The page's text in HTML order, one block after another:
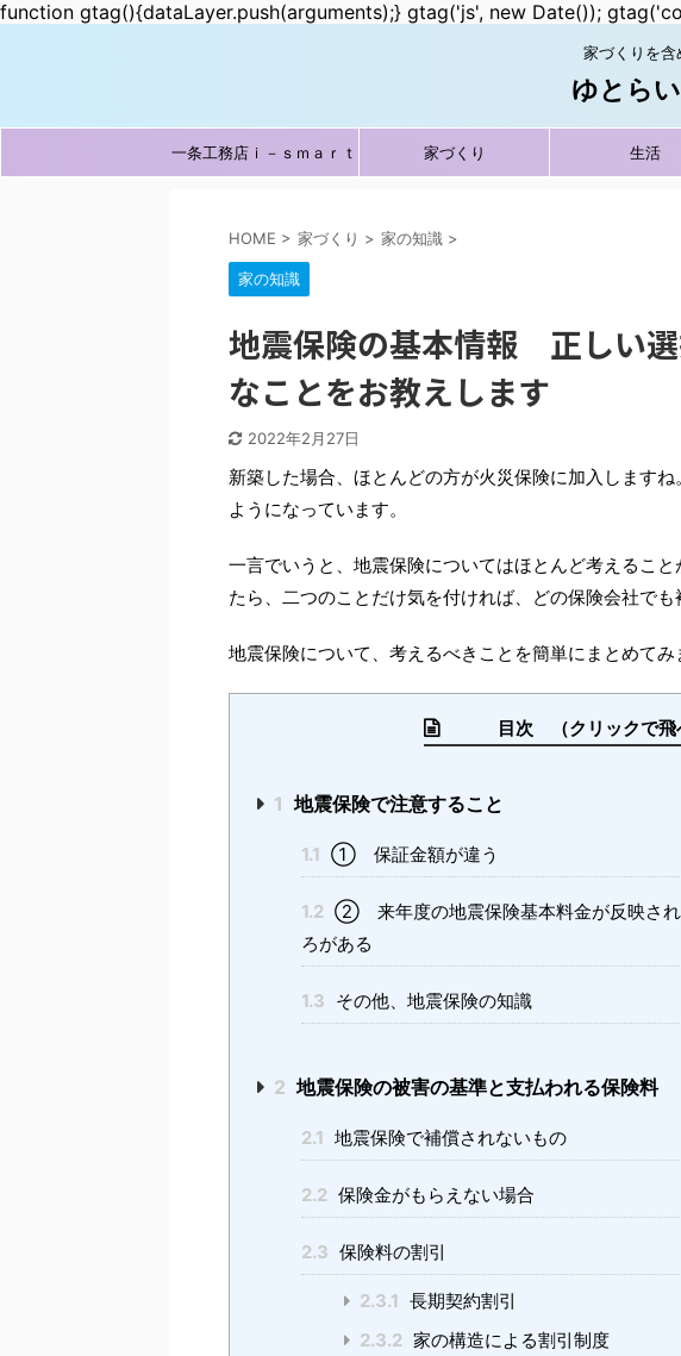
function gtag(){dataLayer.push(arguments);} gtag('js', new Date());
家づくりを含
ゆとら
一条工務店ｉ－ｓｍａｒｔ 家づくり 生活
HOME > 家づくり > 家の知識 >
家の知識
地震保険の基本情報 正しい
なことをお教えします
2022年2月27日
新築した場合、ほとんどの方が火災保険に加入します
ようになっています。
一言でいうと、地震保険についてはほとんど考えるこ
たら、二つのことだけ気を付ければ、どの保険会社でも
地震保険について、考えるべきことを簡単にまとめてみ
目次 （クリックで飛べ
1 地震保険で注意すること
1.1 ➀ 保証金額が違う
1.2 ② 来年度の地震保険基本料金が反映され
ろがある
1.3 その他、地震保険の知識
2 地震保険の被害の基準と支払われる保険料
2.1 地震保険で補償されないもの
2.2 保険金がもらえない場合
2.3 保険料の割引
2.3.1 長期契約割引
2.3.2 家の構造による割引制度